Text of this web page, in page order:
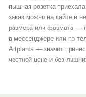
пышная розетка
заказ можно на сайте в
размера или формата —
в мессенджере или по
Artplants — значит
честной цене и без